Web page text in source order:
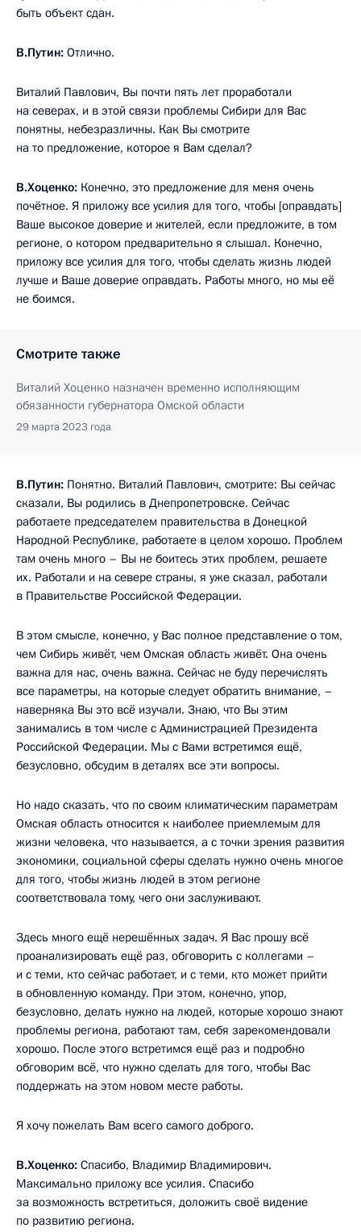
быть объект сдан.
В.Путин: Отлично.
Виталий Павлович, Вы почти пять лет проработали
на северах, и в этой связи проблемы Сибири для Вас
понятны, небезразличны. Как Вы смотрите
на то предложение, которое я Вам сделал?
В.Хоценко: Конечно, это предложение для меня очень
почётное. Я приложу все усилия для того, чтобы [оправдать]
Ваше высокое доверие и жителей, если предложите, в том
регионе, о котором предварительно я слышал. Конечно,
приложу все усилия для того, чтобы сделать жизнь людей
лучше и Ваше доверие оправдать. Работы много, но мы её
не боимся.
Смотрите также
Виталий Хоценко назначен временно исполняющим
обязанности губернатора Омской области
29 марта 2023 года
В.Путин: Понятно. Виталий Павлович, смотрите: Вы сейчас
сказали, Вы родились в Днепропетровске. Сейчас
работаете председателем правительства в Донецкой
Народной Республике, работаете в целом хорошо. Проблем
там очень много – Вы не боитесь этих проблем, решаете
их. Работали и на севере страны, я уже сказал, работали
в Правительстве Российской Федерации.
В этом смысле, конечно, у Вас полное представление о том,
чем Сибирь живёт, чем Омская область живёт. Она очень
важна для нас, очень важна. Сейчас не буду перечислять
все параметры, на которые следует обратить внимание, –
наверняка Вы это всё изучали. Знаю, что Вы этим
занимались в том числе с Администрацией Президента
Российской Федерации. Мы с Вами встретимся ещё,
безусловно, обсудим в деталях все эти вопросы.
Но надо сказать, что по своим климатическим параметрам
Омская область относится к наиболее приемлемым для
жизни человека, что называется, а с точки зрения развития
экономики, социальной сферы сделать нужно очень многое
для того, чтобы жизнь людей в этом регионе
соответствовала тому, чего они заслуживают.
Здесь много ещё нерешённых задач. Я Вас прошу всё
проанализировать ещё раз, обговорить с коллегами –
и с теми, кто сейчас работает, и с теми, кто может прийти
в обновленную команду. При этом, конечно, упор,
безусловно, делать нужно на людей, которые хорошо знают
проблемы региона, работают там, себя зарекомендовали
хорошо. После этого встретимся ещё раз и подробно
обговорим всё, что нужно сделать для того, чтобы Вас
поддержать на этом новом месте работы.
Я хочу пожелать Вам всего самого доброго.
В.Хоценко: Спасибо, Владимир Владимирович.
Максимально приложу все усилия. Спасибо
за возможность встретиться, доложить своё видение
по развитию региона.